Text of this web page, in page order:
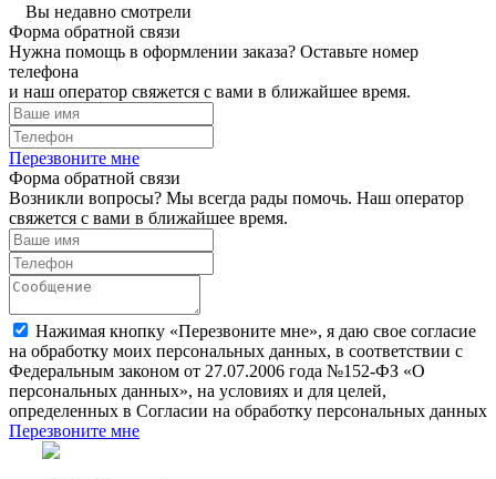
Вы недавно смотрели
Форма обратной связи
Нужна помощь в оформлении заказа? Оставьте номер
телефона
и наш оператор свяжется с вами в ближайшее время.
Перезвоните мне
Форма обратной связи
Возникли вопросы? Мы всегда рады помочь. Наш оператор
свяжется с вами в ближайшее время.
Нажимая кнопку «Перезвоните мне», я даю свое согласие
на обработку моих персональных данных, в соответствии с
Федеральным законом от 27.07.2006 года №152-ФЗ «О
персональных данных», на условиях и для целей,
определенных в Согласии на обработку персональных данных
Перезвоните мне